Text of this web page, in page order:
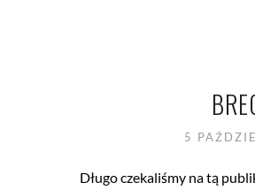
5
Długo czekaliśmy na tą